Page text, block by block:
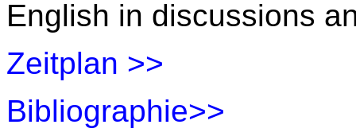
English in discussions
Zeitplan >>
Bibliographie>>